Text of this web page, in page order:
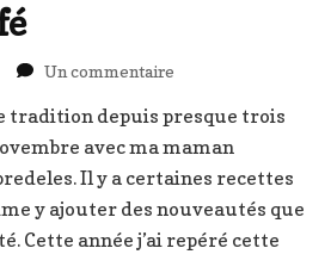
Un commentaire
2019
:
Bûchettes
café
tradition depuis presque trois
avec ma maman
Il y a certaines recettes
y ajouter des nouveautés que
Cette année j’ai repéré cette